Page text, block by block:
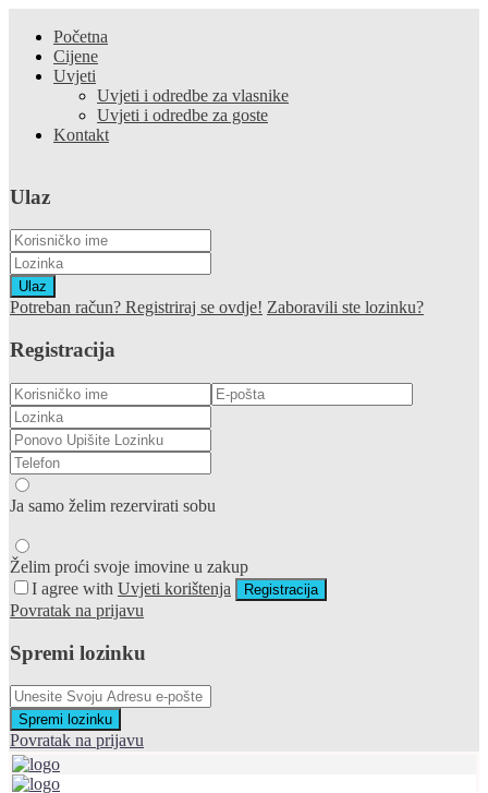
Početna
Cijene
Uvjeti
Uvjeti i odredbe za vlasnike
Uvjeti i odredbe za goste
Kontakt
Ulaz
Ulaz
Potreban račun? Registriraj se ovdje! Zaboravili ste lozinku?
Registracija
Ja samo želim rezervirati sobu
Želim proći svoje imovine u zakup
I agree with Uvjeti korištenja Registracija
Povratak na prijavu
Spremi lozinku
Spremi lozinku
Povratak na prijavu